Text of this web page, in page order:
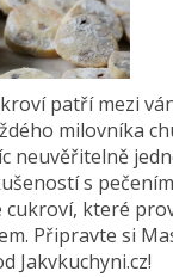
patří mezi
milovníka
neuvěřitelně
s
cukroví, které
Připravte si
Jakvkuchyni.cz!